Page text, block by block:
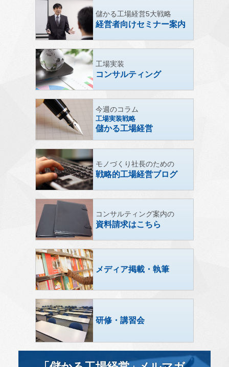
儲かる工場経営5大戦略
経営者向けセミナー案内
工場実装
コンサルティング
今週のコラム
工場実装戦略
儲かる工場経営
モノづくり社長のための
戦略的工場経営ブログ
コンサルティング案内の
資料請求はこちら
メディア掲載・執筆
研修・講習会